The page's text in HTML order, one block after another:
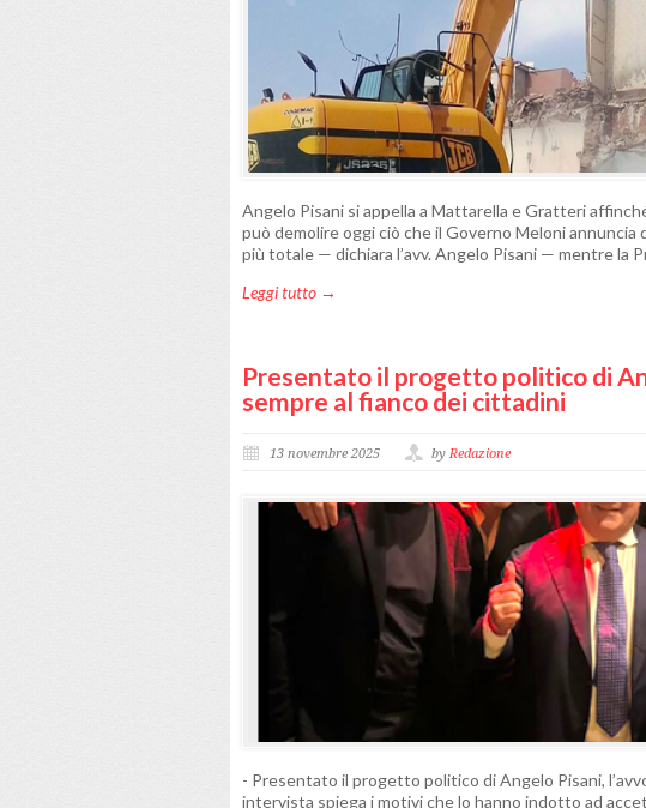
Angelo Pisani si appella a Mattarella e Gratteri
può demolire oggi ciò che il Governo Meloni
più totale — dichiara l’avv. Angelo Pisani — mentre la
Leggi tutto →
Presentato il progetto politico di
sempre al fianco dei cittadini
13 novembre 2025 byRedazione
- Presentato il progetto politico di Angelo Pisani,
intervista spiega i motivi che lo hanno indotto ad